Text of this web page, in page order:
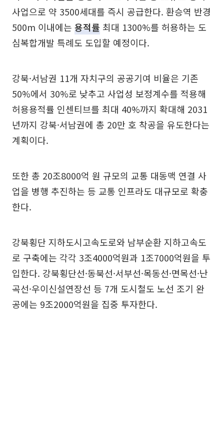
사업으로 약 3500세대를 즉시 공급한다. 환승역 반경
500m 이내에는 용적률 최대 1300%를 허용하는 도
심복합개발 특례도 도입할 예정이다.
강북·서남권 11개 자치구의 공공기여 비율은 기존
50%에서 30%로 낮추고 사업성 보정계수를 적용해
허용용적률 인센티브를 최대 40%까지 확대해 2031
년까지 강북·서남권에 총 20만 호 착공을 유도한다는
계획이다.
또한 총 20조8000억 원 규모의 교통 대동맥 연결 사
업을 병행 추진하는 등 교통 인프라도 대규모로 확충
한다.
강북횡단 지하도시고속도로와 남부순환 지하고속도
로 구축에는 각각 3조4000억원과 1조7000억원을 투
입한다. 강북횡단선·동북선·서부선·목동선·면목선·난
곡선·우이신설연장선 등 7개 도시철도 노선 조기 완
공에는 9조2000억원을 집중 투자한다.